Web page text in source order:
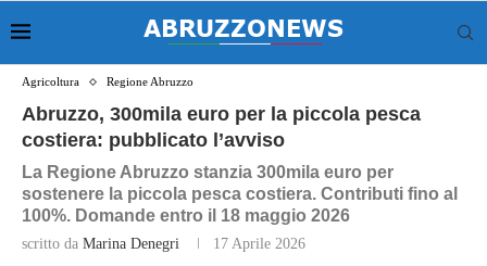
Agricoltura Regione Abruzzo
Abruzzo, 300mila euro per la piccola pesca
costiera: pubblicato l’avviso
La Regione Abruzzo stanzia 300mila euro per
sostenere la piccola pesca costiera. Contributi fino al
100%. Domande entro il 18 maggio 2026
scritto da Marina Denegri 17 Aprile 2026